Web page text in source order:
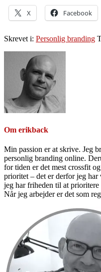
X Facebook
Skrevet i: Personlig branding
Om erikback
Min passion er at skrive. Jeg
personlig branding online.
for tiden er det mest crossfit
prioritet – det er derfor jeg har
jeg har friheden til at
Når jeg arbejder er det som
Sidebar